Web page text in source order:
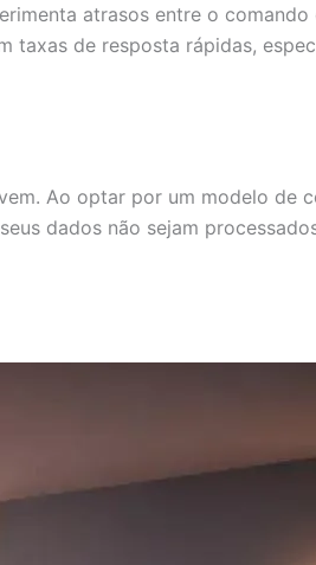
atrasos entre o comando
taxas de resposta rápidas,
Ao optar por um modelo de
dados não sejam